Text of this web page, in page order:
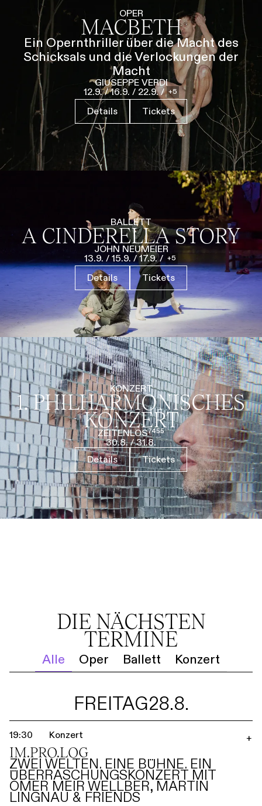
Führungen Jobs Kontakt
OPER
MACBETH
Ein Opernthriller über die Macht des
Schicksals und die Verlockungen der
Macht
GIUSEPPE VERDI
12.9. / 16.9. / 22.9. / 5
Details Tickets
BALLETT
A CINDERELLA STORY
JOHN NEUMEIER
13.9. / 15.9. / 17.9. / 5
Details Tickets
KONZERT
1. PHILHARMO­NISCHES
KONZERT
ZEITENLOS⁷⁴⁵⁵
30.8. / 31.8.
Details
Tickets
DIE NÄCHSTEN
TERMINE
Alle Oper Ballett Konzert
FREITAG28.8.
19:30 Konzert
IM.PRO.LOG
ZWEI WELTEN. EINE BÜHNE. EIN
ÜBERRASCHUNGSKONZERT MIT
OMER MEIR WELLBER, MARTIN
LINGNAU & FRIENDS
+